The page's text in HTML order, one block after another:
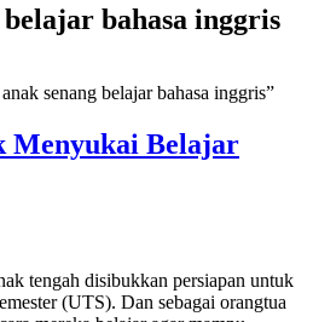
bahasa inggris
senang belajar bahasa inggris”
Menyukai Belajar
tengah disibukkan persiapan untuk
(UTS). Dan sebagai orangtua